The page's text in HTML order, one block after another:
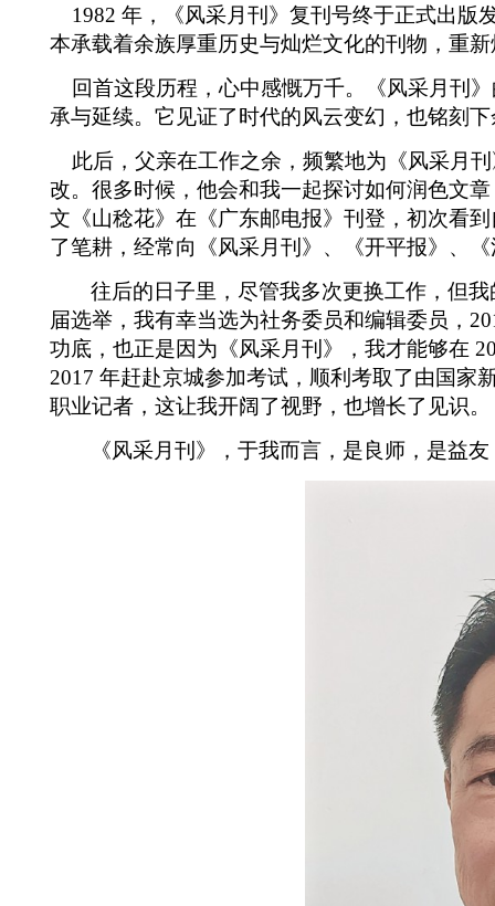
1982 年，《风采月刊》复刊号终于正式出版
本承载着余族厚重历史与灿烂文化的刊物，重
回首这段历程，心中感慨万千。《风采月刊
承与延续。它见证了时代的风云变幻，也铭刻
此后，父亲在工作之余，频繁地为《风采月
改。很多时候，他会和我一起探讨如何润色文
文《山稔花》在《广东邮电报》刊登，初次看
了笔耕，经常向《风采月刊》、《开平报》、
往后的日子里，尽管我多次更换工作，但
届选举，我有幸当选为社务委员和编辑委员，
功底，也正是因为《风采月刊》，我才能够在
2017 年赶赴京城参加考试，顺利考取了由国家
职业记者，这让我开阔了视野，也增长了见识。
《风采月刊》，于我而言，是良师，是益